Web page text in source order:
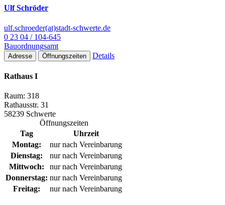
Ulf Schröder
ulf.schroeder(at)stadt-schwerte.de
0 23 04 / 104-645
Bauordnungsamt
Adresse Öffnungszeiten Details
Rathaus I
Raum: 318
Rathausstr. 31
58239 Schwerte
Öffnungszeiten
Tag
Uhrzeit
Montag:
nur nach Vereinbarung
Dienstag:
nur nach Vereinbarung
Mittwoch:
nur nach Vereinbarung
Donnerstag: nur nach Vereinbarung
Freitag:
nur nach Vereinbarung